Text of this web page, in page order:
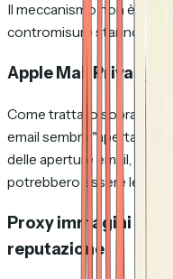
Il meccanismo non è
contromisure stanno
Apple Mail Privacy
Come trattato sopra,
email sembra "aperta."
delle aperture email,
potrebbero essere letture
Proxy immagini di
reputazione